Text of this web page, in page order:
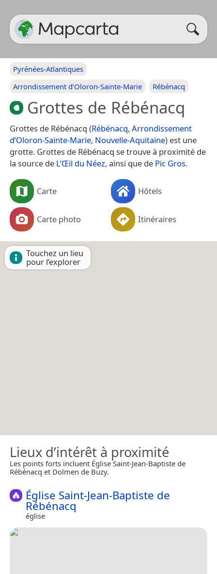
Pyrénées-Atlantiques
Arrondissement d’Oloron-Sainte-Marie
Rébénacq
Grottes de Rébénacq
Grottes de Rébénacq (Rébénacq, Arrondissement
d’Oloron-Sainte-Marie, Nouvelle-Aquitaine) est une
grotte. Grottes de Rébénacq se trouve à proximité de
la source de L’Œil du Néez, ainsi que de Pic Gros.
Carte Hôtels
Carte photo Itinéraires
Touchez un lieu
pour l’explorer
Lieux d’intérêt à proximité
Les points forts incluent Église Saint-Jean-Baptiste de
Rébénacq et Dolmen de Buzy.
Église Saint-Jean-Baptiste de
Rébénacq
église